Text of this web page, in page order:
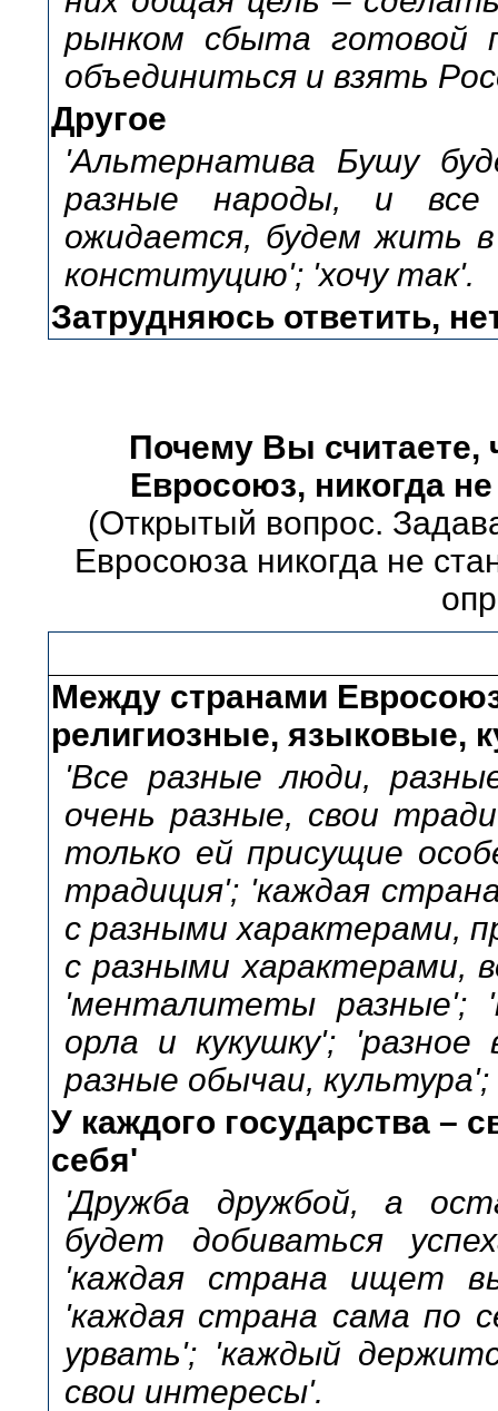
рынком сбыта готовой
объединиться и взять
Другое
'Альтернатива Бушу
разные народы, и
ожидается, будем жить
конституцию'; 'хочу так'.
Затрудняюсь ответить,
Почему Вы считаете,
Евросоюз, никогда
(Открытый вопрос.
Евросоюза никогда не
Между странами
религиозные, языковые,
'Все разные люди,
очень разные, свои
только ей присущие
традиция'; 'каждая
с разными характерами,
с разными характерами,
'менталитеты разные';
орла и кукушку'; 'разное
разные обычаи,
У каждого государства –
себя'
'Дружба дружбой, а
будет добиваться
'каждая страна ищет
'каждая страна сама по
урвать'; 'каждый
свои интересы'.